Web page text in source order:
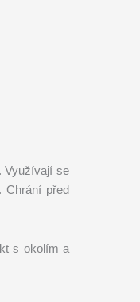
Využívají se
Chrání před
s okolím a